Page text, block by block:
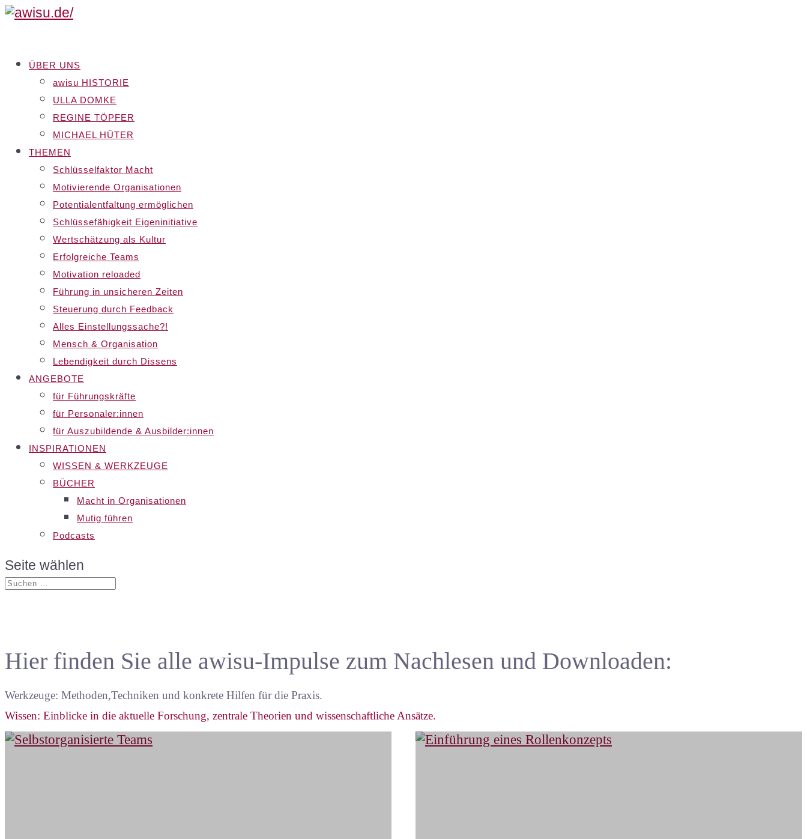
ÜBER UNS
awisu HISTORIE
ULLA DOMKE
REGINE TÖPFER
MICHAEL HÜTER
THEMEN
Schlüsselfaktor Macht
Motivierende Organisationen
Potentialentfaltung ermöglichen
Schlüssefähigkeit Eigeninitiative
Wertschätzung als Kultur
Erfolgreiche Teams
Motivation reloaded
Führung in unsicheren Zeiten
Steuerung durch Feedback
Alles Einstellungssache?!
Mensch & Organisation
Lebendigkeit durch Dissens
ANGEBOTE
für Führungskräfte
für Personaler:innen
für Auszubildende & Ausbilder:innen
INSPIRATIONEN
WISSEN & WERKZEUGE
BÜCHER
Macht in Organisationen
Mutig führen
Podcasts
Seite wählen
Hier finden Sie alle awisu-Impulse zum Nachlesen und Downloaden:
Werkzeuge: Methoden,Techniken und konkrete Hilfen für die Praxis.
Wissen: Einblicke in die aktuelle Forschung, zentrale Theorien und wissenschaftliche Ansätze.